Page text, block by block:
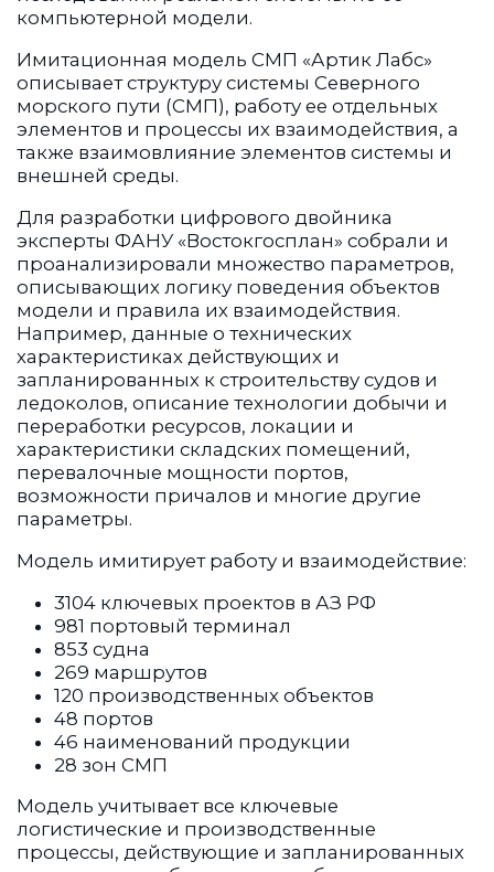
компьютерной модели.
Имитационная модель СМП «Артик Лабс»
описывает структуру системы Северного
морского пути (СМП), работу ее отдельных
элементов и процессы их взаимодействия, а
также взаимовлияние элементов системы и
внешней среды.
Для разработки цифрового двойника
эксперты ФАНУ «Востокгосплан» собрали и
проанализировали множество параметров,
описывающих логику поведения объектов
модели и правила их взаимодействия.
Например, данные о технических
характеристиках действующих и
запланированных к строительству судов и
ледоколов, описание технологии добычи и
переработки ресурсов, локации и
характеристики складских помещений,
перевалочные мощности портов,
возможности причалов и многие другие
параметры.
Модель имитирует работу и взаимодействие:
3104 ключевых проектов в АЗ РФ
981 портовый терминал
853 судна
269 маршрутов
120 производственных объектов
48 портов
46 наименований продукции
28 зон СМП
Модель учитывает все ключевые
логистические и производственные
процессы, действующие и запланированных